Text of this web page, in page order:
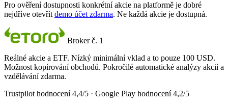
Pro ověření dostupnosti konkrétní akcie na platformě je dobré
nejdříve otevřít demo účet zdarma. Ne každá akcie je dostupná.
Broker č. 1
Reálné akcie a ETF. Nízký minimální vklad a to pouze 100 USD.
Možnost kopírování obchodů. Pokročilé automatické analýzy akcií a
vzdělávání zdarma.
Trustpilot hodnocení 4,4/5 · Google Play hodnocení 4,2/5